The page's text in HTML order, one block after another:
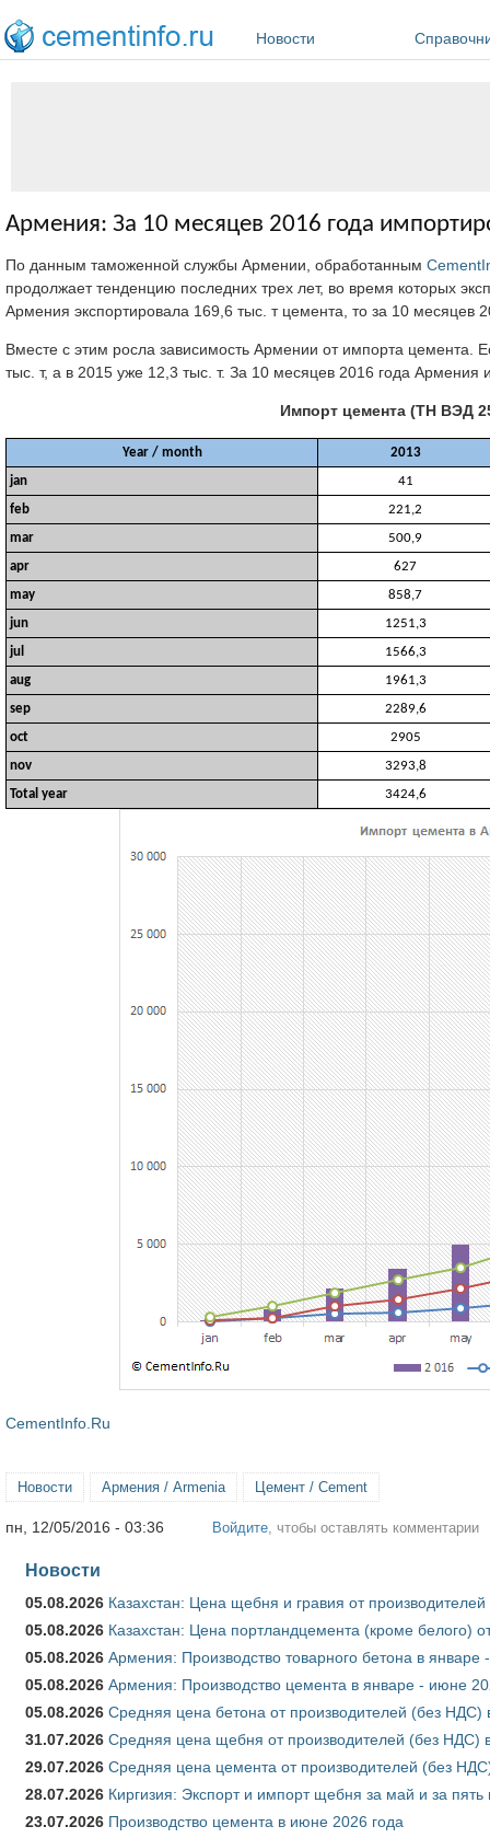
Новости
Армения: За 10 месяцев 2016 года
По данным таможенной службы Армении, обработанным
продолжает тенденцию последних трех лет, во время которых
Армения экспортировала 169,6 тыс. т цемента, то за 10 месяцев
Вместе с этим росла зависимость Армении от импорта цемента.
тыс. т, а в 2015 уже 12,3 тыс. т. За 10 месяцев 2016 года Армения
Импорт цемента (ТН ВЭД
Year / month
2013
jan
41
feb
221,2
mar
500,9
apr
627
may
858,7
jun
1251,3
jul
1566,3
aug
1961,3
sep
2289,6
oct
2905
nov
3293,8
Total year
3424,6
CementInfo.Ru
Новости Армения / Armenia Цемент / Cement
пн, 12/05/2016 - 03:36 Войдите , чтобы оставлять комментарии
Новости
05.08.2026 Казахстан: Цена щебня и гравия от
05.08.2026 Казахстан: Цена портландцемента (кроме белого)
05.08.2026 Армения: Производство товарного бетона в январе
05.08.2026 Армения: Производство цемента в январе - июне
05.08.2026 Средняя цена бетона от производителей (без НДС)
31.07.2026 Средняя цена щебня от производителей (без НДС)
29.07.2026 Средняя цена цемента от производителей (без
28.07.2026 Киргизия: Экспорт и импорт щебня за май и за
23.07.2026 Производство цемента в июне 2026 года